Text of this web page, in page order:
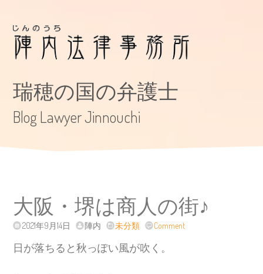
瑞穂の国の弁護士
Blog Lawyer Jinnouchi
大阪・堺は商人の街♪
2021年9月14日 陣内 未分類 Comment
日が落ちると秋っぽい風が吹く。